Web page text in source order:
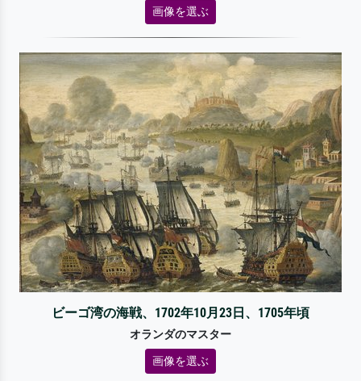
画像を選ぶ
ビーゴ湾の海戦、1702年10月23日、1705年頃
オランダのマスター
画像を選ぶ